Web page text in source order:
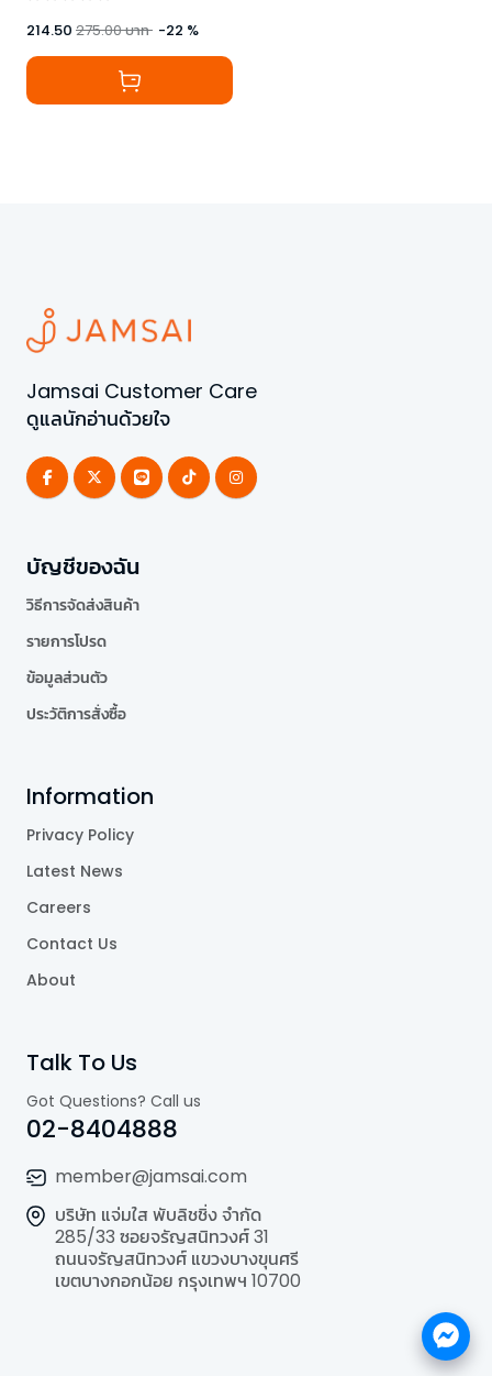
214.50 275.00บาท -22 %
Jamsai Customer Care
ดูแลนักอ่านด้วยใจ
บัญชีของฉัน
วิธีการจัดส่งสินค้า
รายการโปรด
ข้อมูลส่วนตัว
ประวัติการสั่งซื้อ
Information
Privacy Policy
Latest News
Careers
Contact Us
About
Talk To Us
Got Questions? Call us
02-8404888
member@jamsai.com
บริษัท แจ่มใส พับลิชชิ่ง จำกัด
285/33 ซอยจรัญสนิทวงศ์ 31
ถนนจรัญสนิทวงศ์ แขวงบางขุนศรี
เขตบางกอกน้อย กรุงเทพฯ 10700